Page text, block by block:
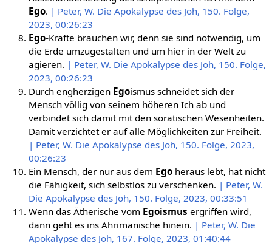
Ego. | Peter, W. Die Apokalypse des Joh, 150. Folge,
2023, 00:26:23
Ego-Kräfte brauchen wir, denn sie sind notwendig, um
die Erde umzugestalten und um hier in der Welt zu
agieren. | Peter, W. Die Apokalypse des Joh, 150. Folge,
2023, 00:26:23
Durch engherzigen Egoismus schneidet sich der
Mensch völlig von seinem höheren Ich ab und
verbindet sich damit mit den soratischen Wesenheiten.
Damit verzichtet er auf alle Möglichkeiten zur Freiheit.
| Peter, W. Die Apokalypse des Joh, 150. Folge, 2023,
00:26:23
Ein Mensch, der nur aus dem Egoheraus lebt, hat nicht
die Fähigkeit, sich selbstlos zu verschenken. | Peter, W.
Die Apokalypse des Joh, 150. Folge, 2023, 00:33:51
Wenn das Ätherische vom Egoismus ergriffen wird,
dann geht es ins Ahrimanische hinein. | Peter, W. Die
Apokalypse des Joh, 167. Folge, 2023, 01:40:44